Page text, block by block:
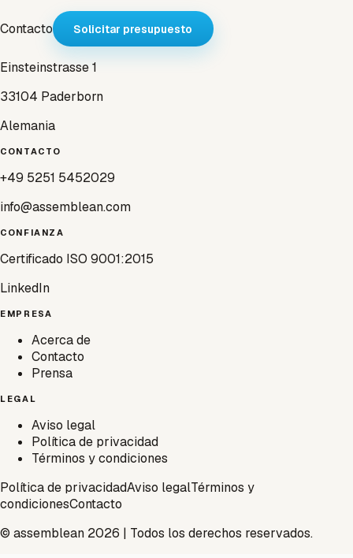
Contacto Solicitar presupuesto
Einsteinstrasse 1
33104 Paderborn
Alemania
CONTACTO
+49 5251 5452029
info@assemblean.com
CONFIANZA
Certificado ISO 9001:2015
LinkedIn
EMPRESA
Acerca de
Contacto
Prensa
LEGAL
Aviso legal
Política de privacidad
Términos y condiciones
Política de privacidadAviso legalTérminos y
condicionesContacto
© assemblean 2026 | Todos los derechos reservados.